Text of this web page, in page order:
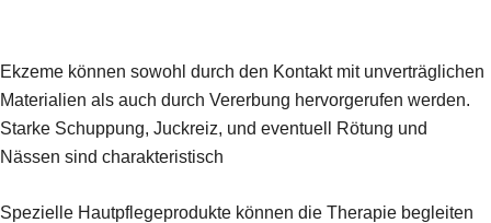
Ekzeme können sowohl durch den Kontakt mit unverträglichen
Materialien als auch durch Vererbung hervorgerufen werden.
Starke Schuppung, Juckreiz, und eventuell Rötung und
Nässen sind charakteristisch
Spezielle Hautpflegeprodukte können die Therapie begleiten